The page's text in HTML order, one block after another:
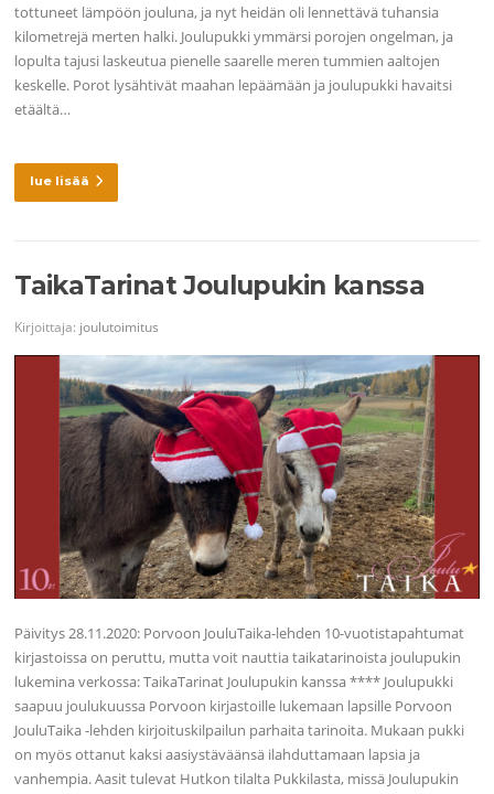
tottuneet lämpöön jouluna, ja nyt heidän oli lennettävä tuhansia
kilometrejä merten halki. Joulupukki ymmärsi porojen ongelman, ja
lopulta tajusi laskeutua pienelle saarelle meren tummien aaltojen
keskelle. Porot lysähtivät maahan lepäämään ja joulupukki havaitsi
etäältä…
lue lisää
TaikaTarinat Joulupukin kanssa
Kirjoittaja: joulutoimitus
Päivitys 28.11.2020: Porvoon JouluTaika-lehden 10-vuotistapahtumat
kirjastoissa on peruttu, mutta voit nauttia taikatarinoista joulupukin
lukemina verkossa: TaikaTarinat Joulupukin kanssa **** Joulupukki
saapuu joulukuussa Porvoon kirjastoille lukemaan lapsille Porvoon
JouluTaika -lehden kirjoituskilpailun parhaita tarinoita. Mukaan pukki
on myös ottanut kaksi aasiystäväänsä ilahduttamaan lapsia ja
vanhempia. Aasit tulevat Hutkon tilalta Pukkilasta, missä Joulupukin